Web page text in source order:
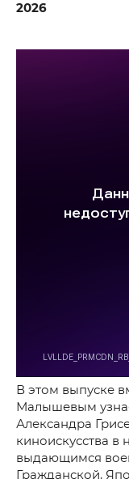
2026
В этом выпуске
Малышевым
Александра
киноискусства в
выдающимся
Гражданской,